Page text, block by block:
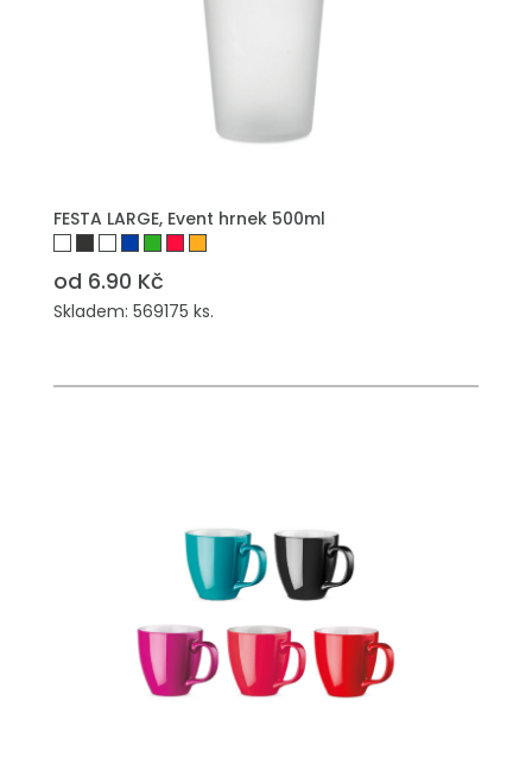
FESTA LARGE, Event hrnek 500ml
od 6.90 Kč
Skladem: 569175 ks.